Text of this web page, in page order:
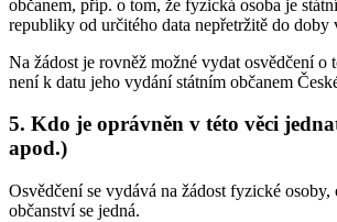
občanem, příp. o tom, že fyzická osoba je
republiky od určitého data nepřetržitě do doby
Na žádost je rovněž možné vydat osvědčení o
není k datu jeho vydání státním občanem
5. Kdo je oprávněn v této věci
apod.)
Osvědčení se vydává na žádost fyzické osoby,
občanství se jedná.